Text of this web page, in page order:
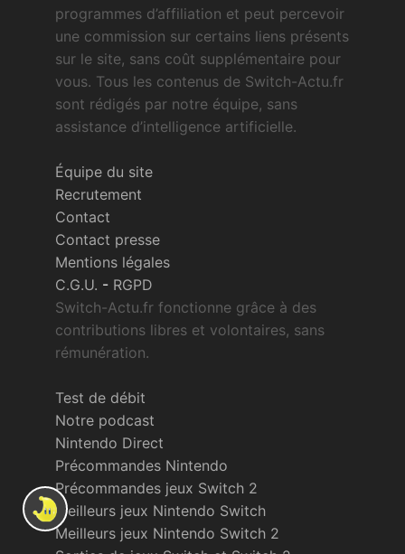
programmes d’affiliation et peut percevoir
une commission sur certains liens présents
sur le site, sans coût supplémentaire pour
vous. Tous les contenus de Switch-Actu.fr
sont rédigés par notre équipe, sans
assistance d’intelligence artificielle.
Équipe du site
Recrutement
Contact
Contact presse
Mentions légales
C.G.U. - RGPD
Switch-Actu.fr fonctionne grâce à des
contributions libres et volontaires, sans
rémunération.
Test de débit
Notre podcast
Nintendo Direct
Précommandes Nintendo
Précommandes jeux Switch 2
Meilleurs jeux Nintendo Switch
Meilleurs jeux Nintendo Switch 2